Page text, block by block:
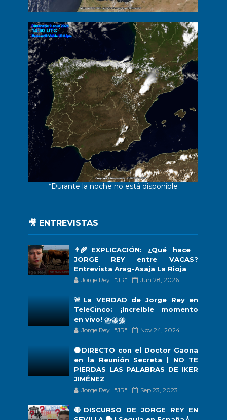
*Durante la noche no está disponible
🎥 ENTREVISTAS
👨‍🌾EXPLICACIÓN: ¿Qué hace
JORGE REY entre VACAS?
Entrevista Arag-Asaja La Rioja
Jorge Rey | "JR" Jun 28, 2026
🚨La VERDAD de Jorge Rey en
TeleCinco: ¡Increíble momento
en vivo! ⛈️⛈️⛈️
Jorge Rey | "JR" Nov 24, 2024
🟠DIRECTO con el Doctor Gaona
en la Reunión Secreta | NO TE
PIERDAS LAS PALABRAS DE IKER
JIMÉNEZ
Jorge Rey | "JR" Sep 23, 2023
🔴DISCURSO DE JORGE REY EN